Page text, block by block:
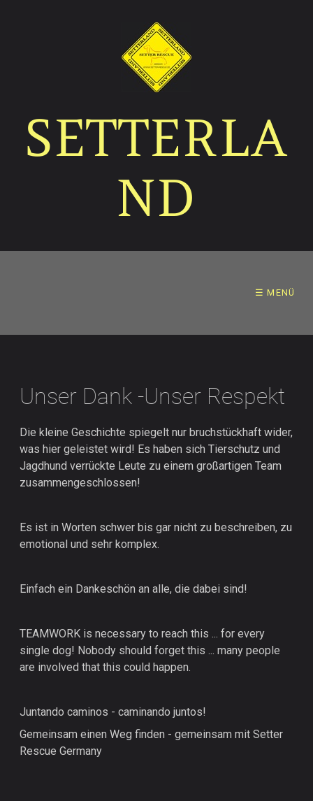
SETTERLA
ND
☰ MENÜ
Unser Dank -Unser Respekt
Die kleine Geschichte spiegelt nur bruchstückhaft wider,
was hier geleistet wird! Es haben sich Tierschutz und
Jagdhund verrückte Leute zu einem großartigen Team
zusammengeschlossen!
Es ist in Worten schwer bis gar nicht zu beschreiben, zu
emotional und sehr komplex.
Einfach ein Dankeschön an alle, die dabei sind!
TEAMWORK is necessary to reach this ... for every
single dog! Nobody should forget this ... many people
are involved that this could happen.
Juntando caminos - caminando juntos!
Gemeinsam einen Weg finden - gemeinsam mit Setter
Rescue Germany